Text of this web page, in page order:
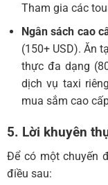
Tham gia các
Ngân sách cao
(150+ USD). Ăn
thực đa dạng
dịch vụ taxi
mua sắm cao
5. Lời khuyên
Để có một chuyến
điều sau: